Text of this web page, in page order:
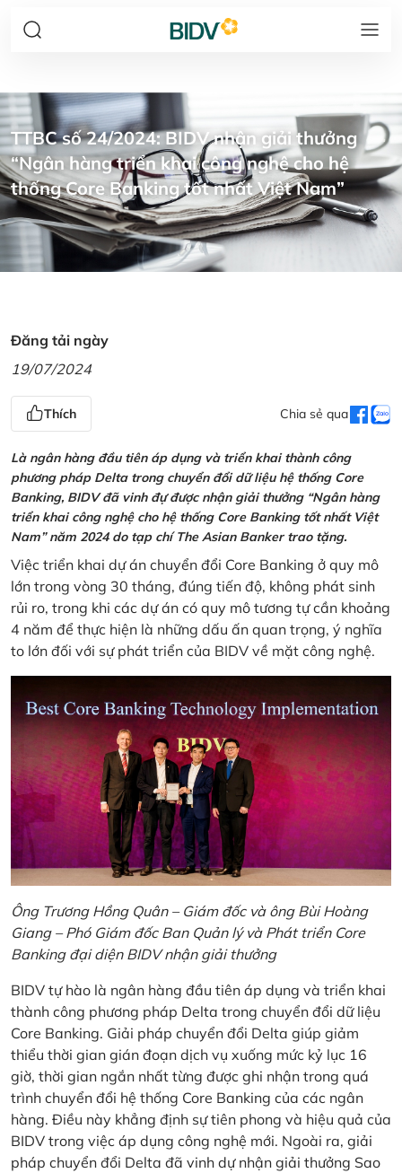
TTBC số 24/2024: BIDV nhận giải thưởng
“Ngân hàng triển khai công nghệ cho hệ
thống Core Banking tốt nhất Việt Nam”
Đăng tải ngày
19/07/2024
Thích Chia sẻ qua
Là ngân hàng đầu tiên áp dụng và triển khai thành công
phương pháp Delta trong chuyển đổi dữ liệu hệ thống Core
Banking, BIDV đã vinh đự được nhận giải thưởng “Ngân hàng
triển khai công nghệ cho hệ thống Core Banking tốt nhất Việt
Nam” năm 2024 do tạp chí The Asian Banker trao tặng.
Việc triển khai dự án chuyển đổi Core Banking ở quy mô
lớn trong vòng 30 tháng, đúng tiến độ, không phát sinh
rủi ro, trong khi các dự án có quy mô tương tự cần khoảng
4 năm để thực hiện là những dấu ấn quan trọng, ý nghĩa
to lớn đối với sự phát triển của BIDV về mặt công nghệ.
Ông Trương Hồng Quân – Giám đốc và ông Bùi Hoàng
Giang – Phó Giám đốc Ban Quản lý và Phát triển Core
Banking đại diện BIDV nhận giải thưởng
BIDV tự hào là ngân hàng đầu tiên áp dụng và triển khai
thành công phương pháp Delta trong chuyển đổi dữ liệu
Core Banking. Giải pháp chuyển đổi Delta giúp giảm
thiểu thời gian gián đoạn dịch vụ xuống mức kỷ lục 16
giờ, thời gian ngắn nhất từng được ghi nhận trong quá
trình chuyển đổi hệ thống Core Banking của các ngân
hàng. Điều này khẳng định sự tiên phong và hiệu quả của
BIDV trong việc áp dụng công nghệ mới. Ngoài ra, giải
pháp chuyển đổi Delta đã vinh dự nhận giải thưởng Sao